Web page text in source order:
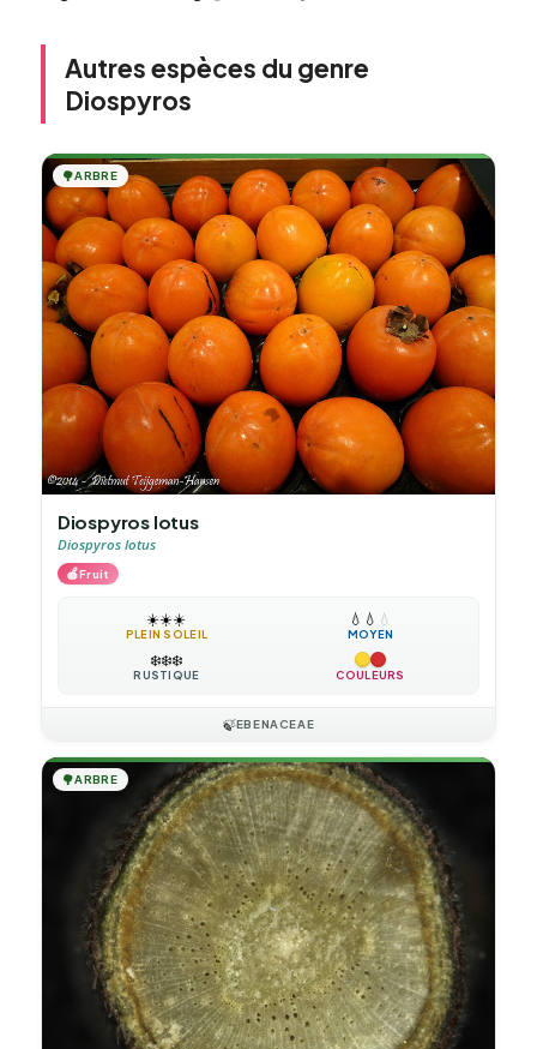
Autres espèces du genre
Diospyros
🌳ARBRE
Diospyros lotus
Diospyros lotus
🍎Fruit
☀️☀️☀️
PLEIN SOLEIL
💧 💧 💧
MOYEN
❄️❄️❄️
RUSTIQUE COULEURS
🍃EBENACEAE
🌳ARBRE